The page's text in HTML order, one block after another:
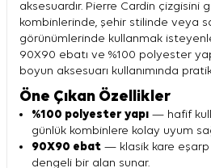
aksesuardır. Pierre Cardin çizgisini
kombinlerinde, şehir stilinde veya
görünümlerinde kullanmak
90X90 ebatı ve %100 polyester
boyun aksesuarı kullanımında
Öne Çıkan Özellikler
%100 polyester yapı — hafif
günlük kombinlere kolay uyum
90X90 ebat — klasik kare
dengeli bir alan sunar.